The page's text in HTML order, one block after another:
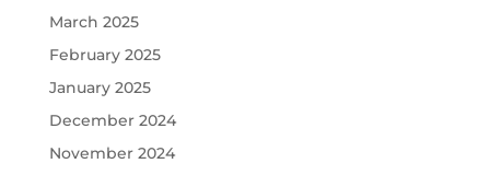
March 2025
February 2025
January 2025
December 2024
November 2024